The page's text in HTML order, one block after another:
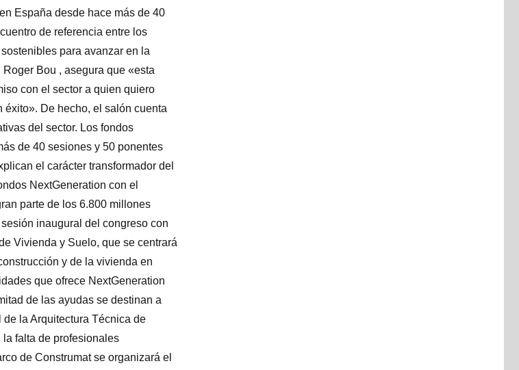
España desde hace más de 40
de referencia entre los
para avanzar en la
Bou , asegura que «esta
con el sector a quien quiero
De hecho, el salón cuenta
del sector. Los fondos
de 40 sesiones y 50 ponentes
el carácter transformador del
NextGeneration con el
parte de los 6.800 millones
inaugural del congreso con
Vivienda y Suelo, que se centrará
y de la vivienda en
que ofrece NextGeneration
de las ayudas se destinan a
la Arquitectura Técnica de
falta de profesionales
de Construmat se organizará el